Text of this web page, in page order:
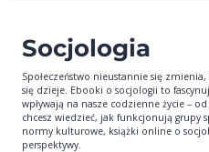
Socjologia
Społeczeństwo nieustannie się
się dzieje. Ebooki o socjologii to
wpływają na nasze codzienne życie –
chcesz wiedzieć, jak funkcjonują grupy
normy kulturowe, książki online o
perspektywy.